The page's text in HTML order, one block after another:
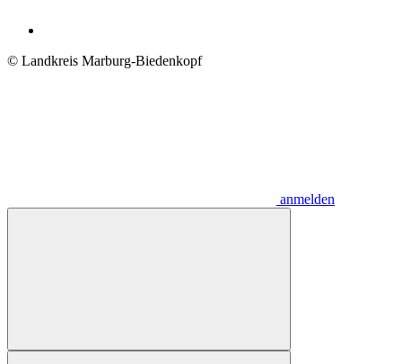
© Landkreis Marburg-Biedenkopf
anmelden